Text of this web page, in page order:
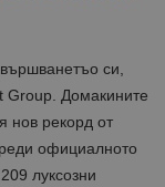
си,
Group. Домакините
нов рекорд от
официалното
луксозни